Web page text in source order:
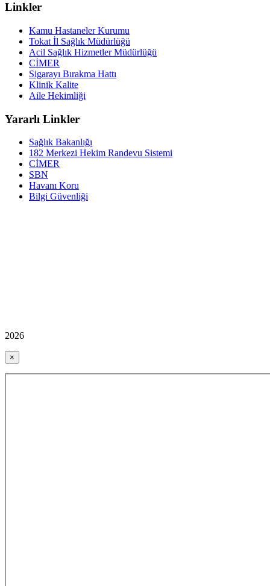
Linkler
Kamu Hastaneler Kurumu
Tokat İl Sağlık Müdürlüğü
Acil Sağlık Hizmetler Müdürlüğü
CİMER
Sigarayı Bırakma Hattı
Klinik Kalite
Aile Hekimliği
Yararlı Linkler
Sağlık Bakanlığı
182 Merkezi Hekim Randevu Sistemi
CİMER
SBN
Havanı Koru
Bilgi Güvenliği
2026
×